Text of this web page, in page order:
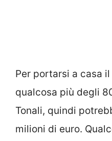
Per portarsi a casa
qualcosa più degli
Tonali, quindi
milioni di euro.